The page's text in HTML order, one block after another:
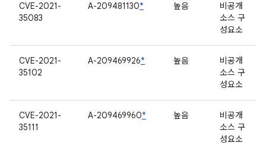
CVE-2021-
35083
A-209481130* 높음
비공개
소스 구
성요소
CVE-2021-
35102
A-209469926* 높음
비공개
소스 구
성요소
CVE-2021-
35111
A-209469960* 높음
비공개
소스 구
성요소